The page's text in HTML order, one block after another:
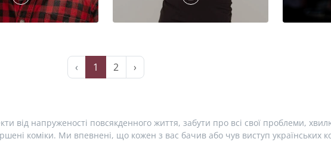
‹ 1 2 ›
від напруженості повсякденного життя, забути про всі свої проблеми,
коміки. Ми впевнені, що кожен з вас бачив або чув виступ українських